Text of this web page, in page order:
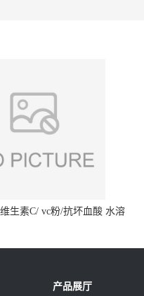
生素C/ vc粉/抗坏血酸 水溶
产品展厅